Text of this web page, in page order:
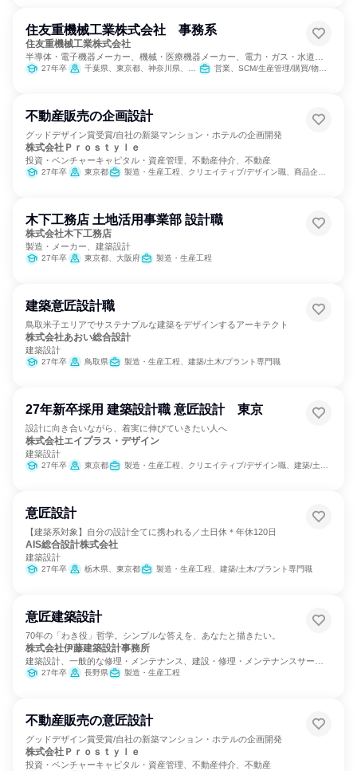
住友重機械工業株式会社 事務系
住友重機械工業株式会社
半導体・電子機器メーカー、機械・医療機器メーカー、電力・ガス・水道・
エネルギー
27年卒 千葉県、東京都、神奈川県、愛知県、愛媛県 営業、SCM/生産管理/購買/物流、経理/税務/財務、人事、経営/事業企画、商品企画
不動産販売の企画設計
グッドデザイン賞受賞/自社の新築マンション・ホテルの企画開発
株式会社Ｐｒｏｓｔｙｌｅ
投資・ベンチャーキャピタル・資産管理、不動産仲介、不動産
27年卒 東京都 製造・生産工程、クリエイティブ/デザイン職、商品企画、マーケティング・広報・広告・宣伝系職種
木下工務店 土地活用事業部 設計職
株式会社木下工務店
製造・メーカー、建築設計
27年卒 東京都、大阪府 製造・生産工程
建築意匠設計職
鳥取米子エリアでサステナブルな建築をデザインするアーキテクト
株式会社あおい総合設計
建築設計
27年卒 鳥取県 製造・生産工程、建築/土木/プラント専門職
27年新卒採用 建築設計職 意匠設計 東京
設計に向き合いながら、着実に伸びていきたい人へ
株式会社エイプラス・デザイン
建築設計
27年卒 東京都 製造・生産工程、クリエイティブ/デザイン職、建築/土木/プラント専門職
意匠設計
【建築系対象】自分の設計全てに携われる／土日休＊年休120日
AIS総合設計株式会社
建築設計
27年卒 栃木県、東京都 製造・生産工程、建築/土木/プラント専門職
意匠建築設計
70年の「わき役」哲学。シンプルな答えを、あなたと描きたい。
株式会社伊藤建築設計事務所
建築設計、一般的な修理・メンテナンス、建設・修理・メンテナンスサービ
ス
27年卒 長野県 製造・生産工程
不動産販売の意匠設計
グッドデザイン賞受賞/自社の新築マンション・ホテルの企画開発
株式会社Ｐｒｏｓｔｙｌｅ
投資・ベンチャーキャピタル・資産管理、不動産仲介、不動産